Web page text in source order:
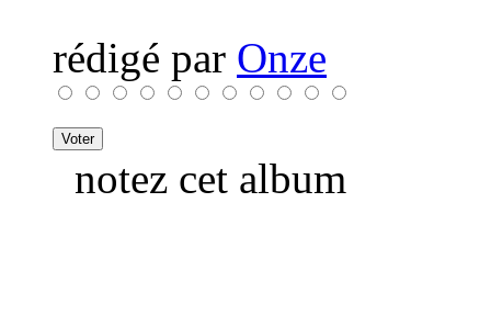
rédigé par Onze
notez cet album